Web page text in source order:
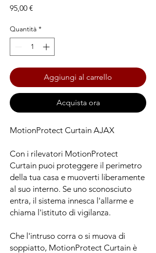
95,00 €
Quantità *
Aggiungi al carrello
Acquista ora
MotionProtect Curtain AJAX
Con i rilevatori MotionProtect
Curtain puoi proteggere il perimetro
della tua casa e muoverti liberamente
al suo interno. Se uno sconosciuto
entra, il sistema innesca l'allarme e
chiama l'istituto di vigilanza.
Che l'intruso corra o si muova di
soppiatto, MotionProtect Curtain è